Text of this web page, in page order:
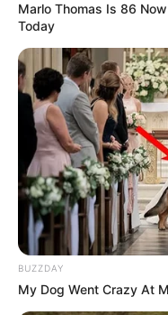
Marlo Thomas Is 86
Today
BUZZDAY
My Dog Went Crazy At